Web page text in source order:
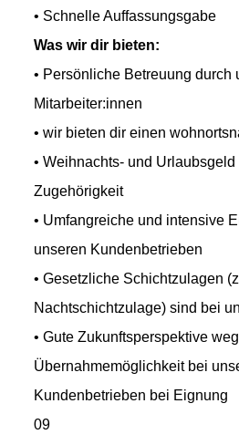
• Schnelle Auffassungsgabe
Was wir dir bieten:
• Persönliche Betreuung durch
Mitarbeiter:innen
• wir bieten dir einen
• Weihnachts- und
Zugehörigkeit
• Umfangreiche und intensive
unseren Kundenbetrieben
• Gesetzliche Schichtzulagen
Nachtschichtzulage) sind bei
• Gute Zukunftsperspektive
Übernahmemöglichkeit bei
Kundenbetrieben bei Eignung
09